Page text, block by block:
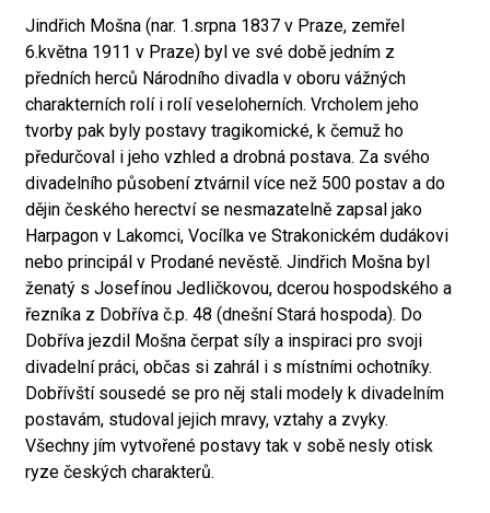
Jindřich Mošna (nar. 1.srpna 1837 v Praze, zemřel
6.května 1911 v Praze) byl ve své době jedním z
předních herců Národního divadla v oboru vážných
charakterních rolí i rolí veseloherních. Vrcholem jeho
tvorby pak byly postavy tragikomické, k čemuž ho
předurčoval i jeho vzhled a drobná postava. Za svého
divadelního působení ztvárnil více než 500 postav a do
dějin českého herectví se nesmazatelně zapsal jako
Harpagon v Lakomci, Vocílka ve Strakonickém dudákovi
nebo principál v Prodané nevěstě. Jindřich Mošna byl
ženatý s Josefínou Jedličkovou, dcerou hospodského a
řezníka z Dobříva č.p. 48 (dnešní Stará hospoda). Do
Dobříva jezdil Mošna čerpat síly a inspiraci pro svoji
divadelní práci, občas si zahrál i s místními ochotníky.
Dobřívští sousedé se pro něj stali modely k divadelním
postavám, studoval jejich mravy, vztahy a zvyky.
Všechny jím vytvořené postavy tak v sobě nesly otisk
ryze českých charakterů.